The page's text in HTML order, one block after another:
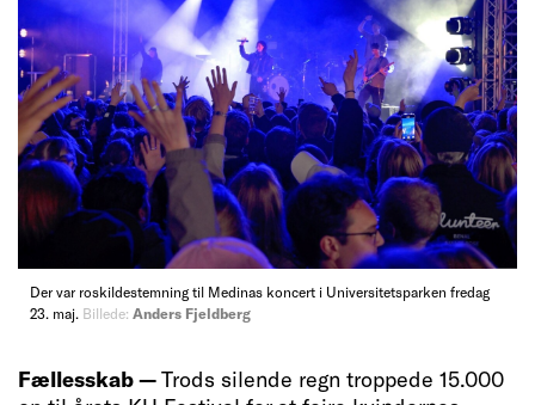
Der var roskildestemning til Medinas koncert i Universitetsparken fredag
23. maj. Billede: Anders Fjeldberg
Fællesskab —Trods silende regn troppede 15.000